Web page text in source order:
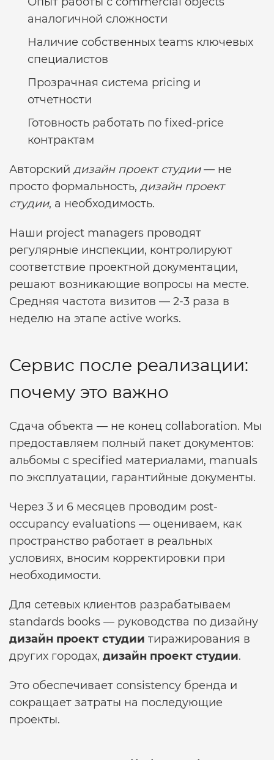
аналогичной сложности
Наличие собственных teams ключевых
специалистов
Прозрачная система pricing и
отчетности
Готовность работать по fixed-price
контрактам
Авторский дизайн проект студии— не
просто формальность, дизайн проект
студии, а необходимость.
Наши project managers проводят
регулярные инспекции, контролируют
соответствие проектной документации,
решают возникающие вопросы на месте.
Средняя частота визитов — 2-3 раза в
неделю на этапе active works.
Сервис после реализации:
почему это важно
Сдача объекта — не конец collaboration. Мы
предоставляем полный пакет документов:
альбомы с specified материалами, manuals
по эксплуатации, гарантийные документы.
Через 3 и 6 месяцев проводим post-
occupancy evaluations — оцениваем, как
пространство работает в реальных
условиях, вносим корректировки при
необходимости.
Для сетевых клиентов разрабатываем
standards books — руководства по дизайну
дизайн проект студии тиражирования в
других городах, дизайн проект студии.
Это обеспечивает consistency бренда и
сокращает затраты на последующие
проекты.